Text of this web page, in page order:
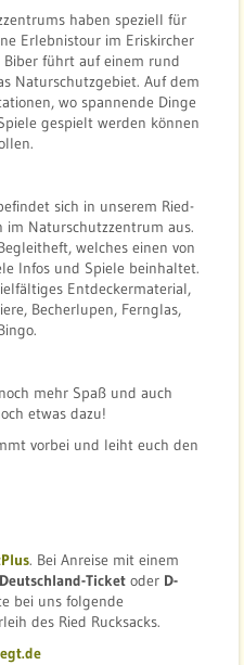
haben speziell für
Erlebnistour im Eriskircher
führt auf einem rund
Naturschutzgebiet. Auf dem
wo spannende Dinge
gespielt werden können
sich in unserem Ried-
im Naturschutzzentrum aus.
welches einen von
Infos und Spiele beinhaltet.
Entdeckermaterial,
Becherlupen, Fernglas,
mehr Spaß und auch
etwas dazu!
vorbei und leiht euch den
. Bei Anreise mit einem
Deutschland-Ticket oder D-
bei uns folgende
des Ried Rucksacks.